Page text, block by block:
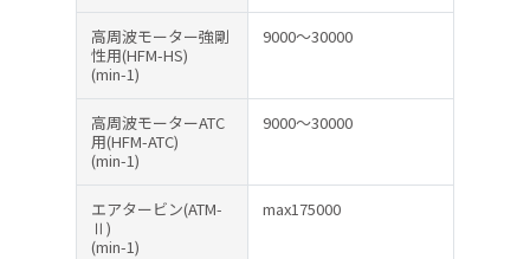
高周波モーター強剛
性用(HFM-HS)
(min-1)
9000～30000
高周波モーターATC
用(HFM-ATC)
(min-1)
9000～30000
エアタービン(ATM-
Ⅱ)
(min-1)
max175000